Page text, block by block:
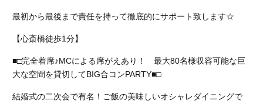
最初から最後まで責任を持って徹底的にサポート致します☆
【心斎橋徒歩1分】
■□完全着席♪MCによる席がえあり！ 最大80名様収容可能な巨
大な空間を貸切してBIG合コンPARTY■□
結婚式の二次会で有名！ご飯の美味しいオシャレダイニングで